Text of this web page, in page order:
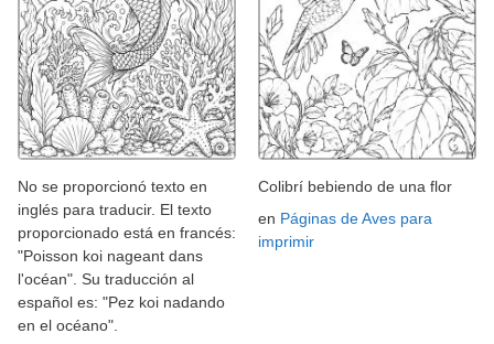
No se proporcionó texto en
inglés para traducir. El texto
proporcionado está en francés:
"Poisson koi nageant dans
l'océan". Su traducción al
español es: "Pez koi nadando
en el océano".
Colibrí bebiendo de una flor
en Páginas de Aves para
imprimir